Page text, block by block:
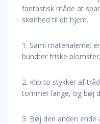
fantastisk måde at
skønhed til dit hjem.
1. Saml materialerne:
bundter friske
2. Klip to stykker af
tommer lange, og bøj
3. Bøj den anden